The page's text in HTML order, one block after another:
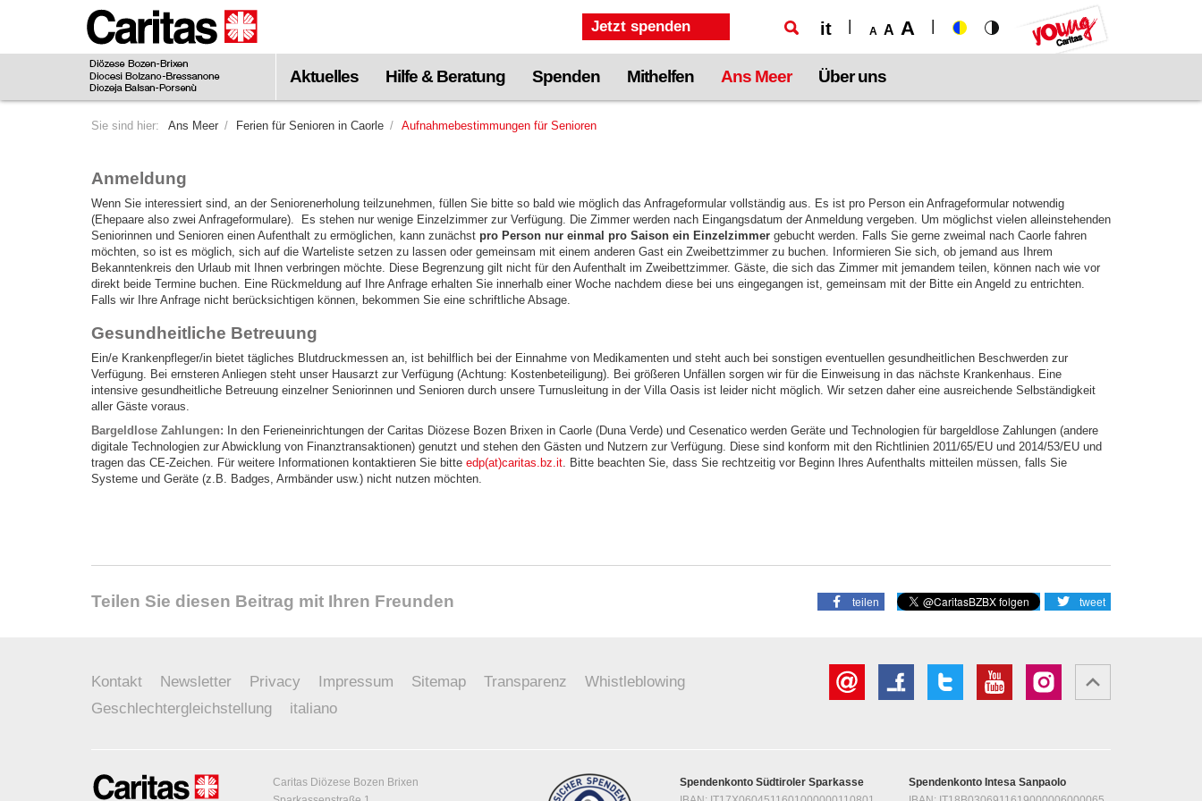
Hauptinhalt
springen
Jetzt spenden it A A A
Aktuelles Hilfe & Beratung Spenden Mithelfen Ans Meer Über uns
Sie sind hier: Ans Meer Ferien für Senioren in Caorle Aufnahmebestimmungen für Senioren
Anmeldung
Wenn Sie interessiert sind, an der Seniorenerholung teilzunehmen, füllen Sie bitte so bald wie möglich das Anfrageformular vollständig aus. Es ist pro Person ein Anfrageformular notwendig
(Ehepaare also zwei Anfrageformulare). Es stehen nur wenige Einzelzimmer zur Verfügung. Die Zimmer werden nach Eingangsdatum der Anmeldung vergeben. Um möglichst vielen alleinstehenden
Seniorinnen und Senioren einen Aufenthalt zu ermöglichen, kann zunächst pro Person nur einmal pro Saison ein Einzelzimmer gebucht werden. Falls Sie gerne zweimal nach Caorle fahren
möchten, so ist es möglich, sich auf die Warteliste setzen zu lassen oder gemeinsam mit einem anderen Gast ein Zweibettzimmer zu buchen. Informieren Sie sich, ob jemand aus Ihrem
Bekanntenkreis den Urlaub mit Ihnen verbringen möchte. Diese Begrenzung gilt nicht für den Aufenthalt im Zweibettzimmer. Gäste, die sich das Zimmer mit jemandem teilen, können nach wie vor
direkt beide Termine buchen. Eine Rückmeldung auf Ihre Anfrage erhalten Sie innerhalb einer Woche nachdem diese bei uns eingegangen ist, gemeinsam mit der Bitte ein Angeld zu entrichten.
Falls wir Ihre Anfrage nicht berücksichtigen können, bekommen Sie eine schriftliche Absage.
Gesundheitliche Betreuung
Ein/e Krankenpfleger/in bietet tägliches Blutdruckmessen an, ist behilflich bei der Einnahme von Medikamenten und steht auch bei sonstigen eventuellen gesundheitlichen Beschwerden zur
Verfügung. Bei ernsteren Anliegen steht unser Hausarzt zur Verfügung (Achtung: Kostenbeteiligung). Bei größeren Unfällen sorgen wir für die Einweisung in das nächste Krankenhaus. Eine
intensive gesundheitliche Betreuung einzelner Seniorinnen und Senioren durch unsere Turnusleitung in der Villa Oasis ist leider nicht möglich. Wir setzen daher eine ausreichende Selbständigkeit
aller Gäste voraus.
Bargeldlose Zahlungen: In den Ferieneinrichtungen der Caritas Diözese Bozen Brixen in Caorle (Duna Verde) und Cesenatico werden Geräte und Technologien für bargeldlose Zahlungen (andere
digitale Technologien zur Abwicklung von Finanztransaktionen) genutzt und stehen den Gästen und Nutzern zur Verfügung. Diese sind konform mit den Richtlinien 2011/65/EU und 2014/53/EU und
tragen das CE-Zeichen. Für weitere Informationen kontaktieren Sie bitte edp(at)caritas.bz.it. Bitte beachten Sie, dass Sie rechtzeitig vor Beginn Ihres Aufenthalts mitteilen müssen, falls Sie
Systeme und Geräte (z.B. Badges, Armbänder usw.) nicht nutzen möchten.
Teilen Sie diesen Beitrag mit Ihren Freunden teilen tweet
Kontakt Newsletter Privacy Impressum Sitemap Transparenz
Whistleblowing
Geschlechtergleichstellung
italiano
Caritas Diözese Bozen Brixen
Spendenkonto Südtiroler Sparkasse
Spendenkonto Intesa Sanpaolo